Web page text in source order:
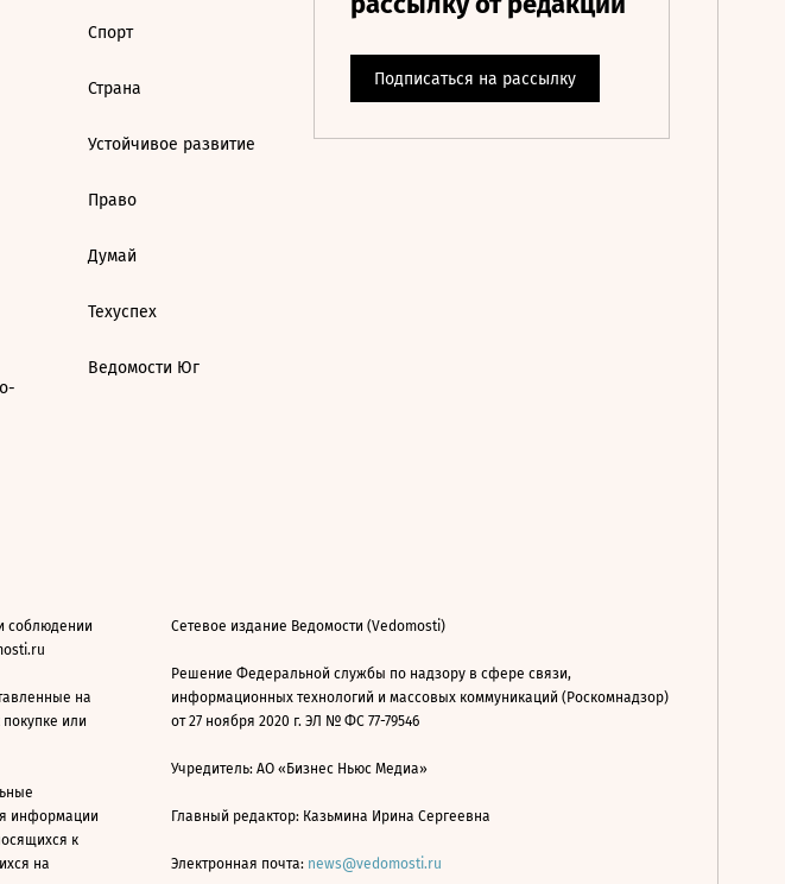
Спорт
Страна
Устойчивое развитие
Право
Думай
Техуспех
Ведомости Юг
соблюдении
на
или
информации
к
на
Сетевое издание Ведомости (Vedomosti)
Решение Федеральной службы по надзору в сфере связи,
информационных технологий и массовых коммуникаций (Роскомнадзор)
от 27 ноября 2020 г. ЭЛ № ФС 77-79546
Учредитель: АО «Бизнес Ньюс Медиа»
Главный редактор: Казьмина Ирина Сергеевна
Электронная почта: news@vedomosti.ru